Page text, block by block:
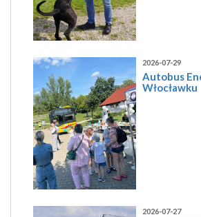
2026-07-29
Autobus
Włocławku
2026-07-27